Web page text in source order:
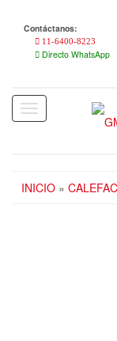
content
Contáctanos:
11-6400-8223
Directo WhatsApp
Toggle
navigation
INICIO »